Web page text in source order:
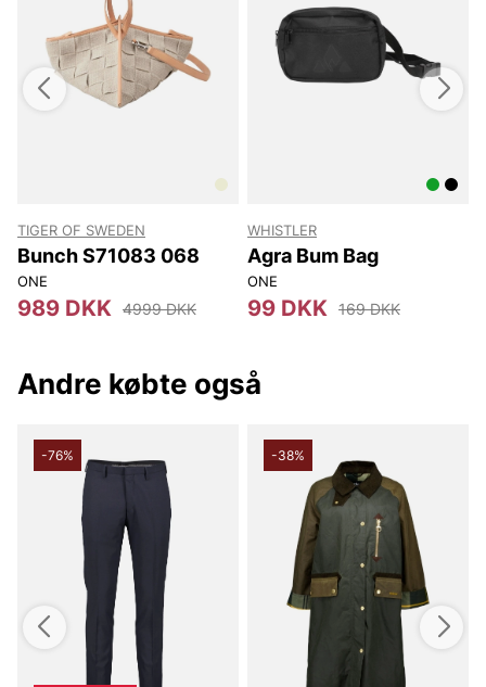
TIGER OF SWEDEN
Bunch S71083 068
ONE
989 DKK 4999 DKK
WHISTLER
Agra Bum Bag
ONE
99 DKK 169 DKK
Andre købte også
-76% -38%